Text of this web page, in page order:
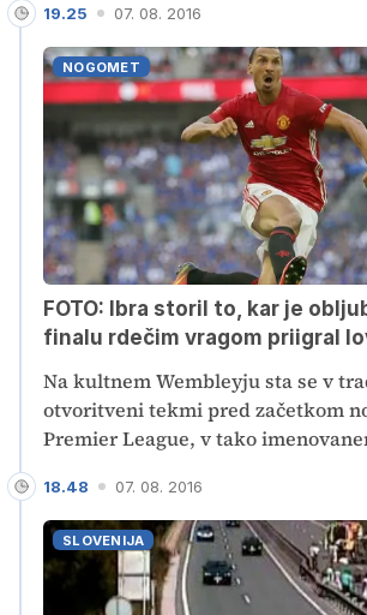
dirki, je slovenski as Tim Gajser,
prepričljivo slavil in VN Švice
drugem mestu. Premagal ga je le
Antonio Cairoli.
NOGOMET
19.25 07. 08. 2016
FOTO: Ibra storil to, kar je
finalu rdečim vragom priigral
Na kultnem Wembleyju sta se v
otvoritveni tekmi pred začetkom
Premier League, v tako
Leicester City in aktualni pokalni
Manchester United. Prvo lovoriko
so po zaslugi Zlatana Ibrahimovića
vragi, ki so slavili z 2:1.
SLOVENIJA
18.48 07. 08. 2016